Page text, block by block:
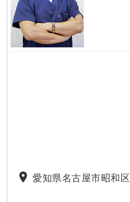
place 愛知県名古屋市昭和